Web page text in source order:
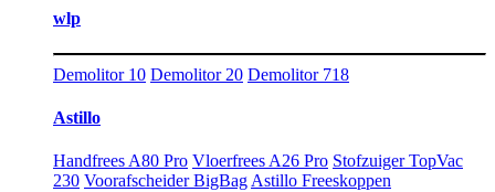
wlp
Demolitor 10 Demolitor 20 Demolitor 718
Astillo
Handfrees A80 Pro Vloerfrees A26 Pro Stofzuiger TopVac
230 Voorafscheider BigBag Astillo Freeskoppen